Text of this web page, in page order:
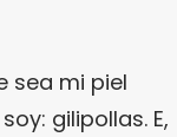
sea mi piel
gilipollas. E,